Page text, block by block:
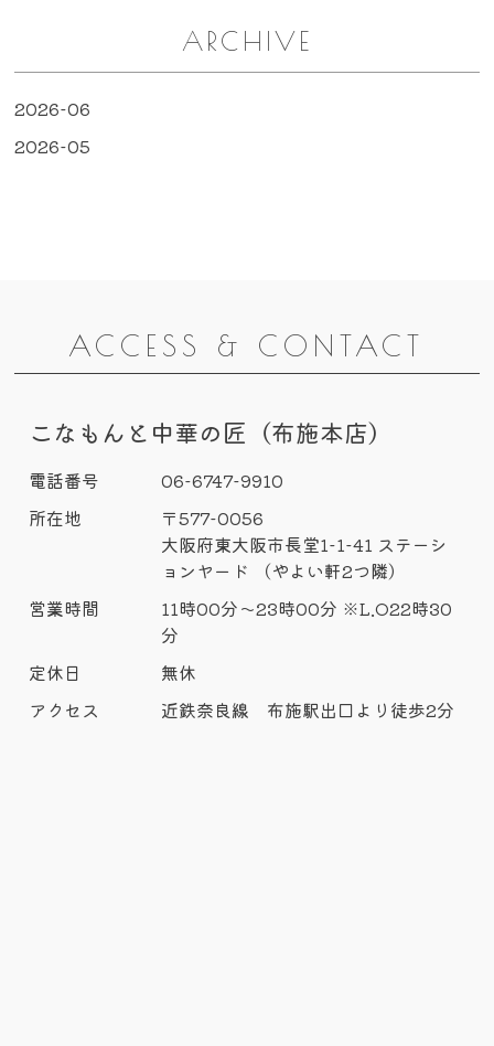
ARCHIVE
2026-06
2026-05
ACCESS & CONTACT
こなもんと中華の匠（布施本店）
電話番号
06-6747-9910
所在地
〒577-0056
大阪府東大阪市長堂1-1-41 ステーシ
ョンヤード （やよい軒2つ隣）
営業時間
11時00分～23時00分 ※L.O22時30
分
定休日
無休
アクセス
近鉄奈良線 布施駅出口より徒歩2分